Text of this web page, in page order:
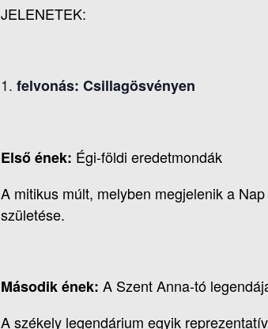
JELENETEK:
felvonás: Csillagösvényen
Első ének: Égi-földi eredetmondák
A mitikus múlt, melyben megjelenik a
születése.
Második ének: A Szent Anna-tó
A székely legendárium egyik